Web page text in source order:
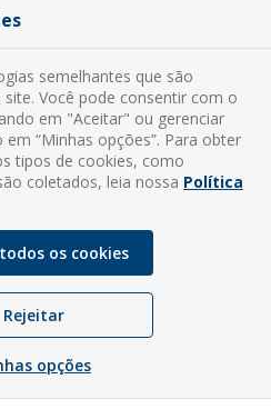
semelhantes que são
Você pode consentir com o
em "Aceitar" ou gerenciar
“Minhas opções”. Para obter
tipos de cookies, como
coletados, leia nossa Política
os cookies
Rejeitar
opções